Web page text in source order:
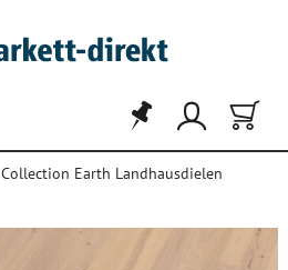
Collection Earth Landhausdielen